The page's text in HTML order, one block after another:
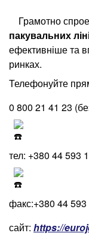
Грамотно
пакувальних
ефективніше та
ринках.
Телефонуйте
0 800 21 41 23
тел: +380 44 593
факс:+380 44
сайт: https://